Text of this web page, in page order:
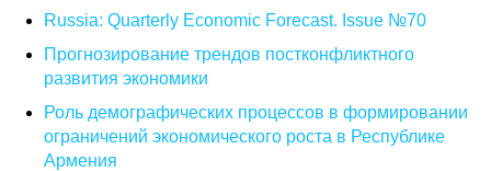
Кафедра МФТИ
Кафедра МАДИ
Аспирантура
Russia: Quarterly Economic Forecast. Issue №70
Прогнозирование трендов постконфликтного
развития экономики
Роль демографических процессов в формировании
ограничений экономического роста в Республике
Армения